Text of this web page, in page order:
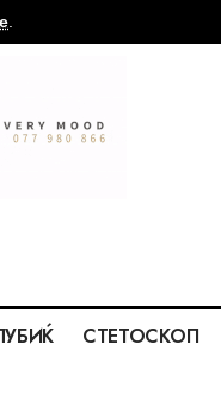
.
СТЕТОСКОП